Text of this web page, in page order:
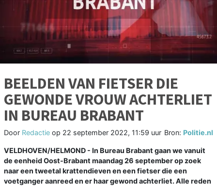
BEELDEN VAN FIETSER DIE
GEWONDE VROUW ACHTERLIET
IN BUREAU BRABANT
Door Redactie op 22 september 2022, 11:59 uur Bron: Politie.nl
VELDHOVEN/HELMOND - In Bureau Brabant gaan we vanuit
de eenheid Oost-Brabant maandag 26 september op zoek
naar een tweetal krattendieven en een fietser die een
voetganger aanreed en er haar gewond achterliet. Alle reden